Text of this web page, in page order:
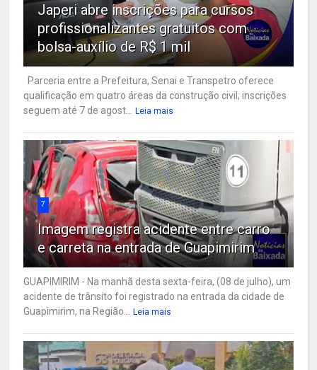
Japeri abre inscrições para cursos
profissionalizantes gratuitos com
bolsa-auxílio de R$ 1 mil
Parceria entre a Prefeitura, Senai e Transpetro oferece
qualificação em quatro áreas da construção civil; inscrições
seguem até 7 de agost...
Leia mais
7
Imagem registra acidente entre carro
e carreta na entrada de Guapimirim
GUAPIMIRIM - Na manhã desta sexta-feira, (08 de julho), um
acidente de trânsito foi registrado na entrada da cidade de
Guapimirim, na Região...
Leia mais